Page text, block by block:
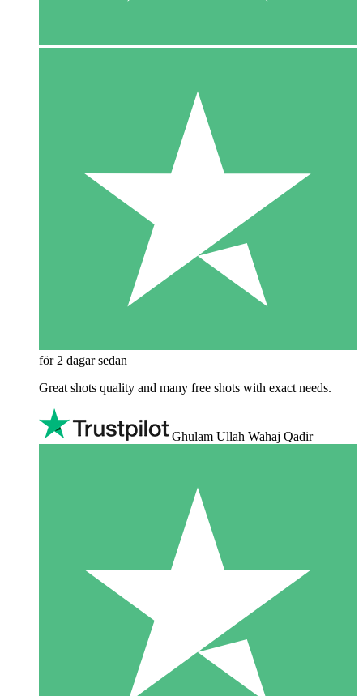
för 2 dagar sedan
Great shots quality and many free shots with exact needs.
Ghulam Ullah Wahaj Qadir